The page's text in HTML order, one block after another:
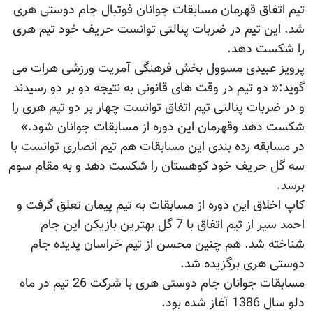
تیم اتفاق قهرمان مسابقات جوانان فوتبال جام دوستی هری
شد. این تیم در ضربات پنالتی توانست حریف خود تیم هری
را شکست دهد.
پرویز عبیدی مسوول بخش فرهنگی آمریت ورزشی هرات می
گوید:« دو تیم در وقت های قانونی به نتیجه دو بر دو رسیدند
و در ضربات پنالتی تیم اتفاق توانست چهار بر دو تیم هری را
شکست دهد وقهرمان این دوره از مسابقات جوانان شود.»
در مسابقه رده بندی این مسابقات هم تیم انصاری توانست با
سه گل حریف خود کوهستان را شکست دهد و به مقام سوم
برسد.
کاپ اخلاق این دوره از مسابقات به تیم پیمان تعلق گرفت و
احمد سیر از تیم اتفاق با 7 گل بهترین بازیکن این جام
شناخته شد. هم چنین محسن از تیم خراسان پدیده جام
دوستی هری برگزیده شد.
مسابقات جوانان جام دوستی هری با شرکت 26 تیم در ماه
دلو سال 1386 آغاز شده بود.